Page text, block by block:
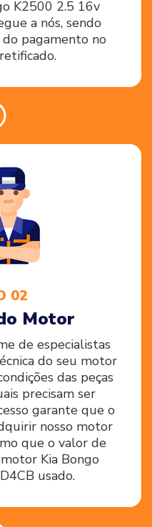
K2500 2.5 16v
a nós, sendo
pagamento no
02
Motor
de especialistas
do seu motor
das peças
precisam ser
garante que o
nosso motor
que o valor de
Kia Bongo
usado.